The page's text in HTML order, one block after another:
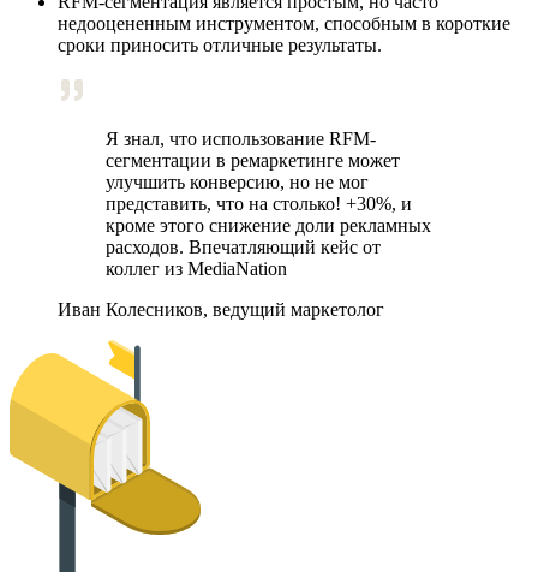
недооцененным инструментом, способным в короткие
сроки приносить отличные результаты.
Я знал, что использование RFM-
сегментации в ремаркетинге может
улучшить конверсию, но не мог
представить, что на столько! +30%, и
кроме этого снижение доли рекламных
расходов. Впечатляющий кейс от
коллег из MediaNation
Иван Колесников, ведущий маркетолог